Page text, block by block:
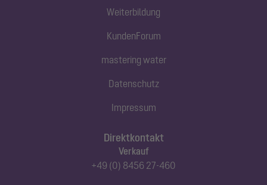
Direktkontakt
Verkauf
+49 (0) 8456 27-460
Weiterbildung
KundenForum
mastering water
Datenschutz
Impressum